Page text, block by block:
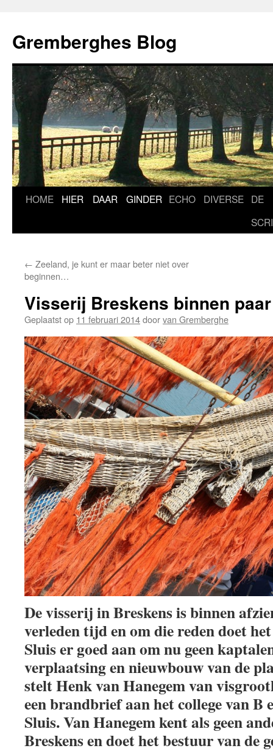
de
inhoud
Gremberghes Blog
HOME HIER DAAR GINDER ECHO DIVERSE DE
← Zeeland, je kunt er maar beter niet over
beginnen…
Visserij Breskens binnen
Geplaatst op 11 februari 2014doorvan Gremberghe
De visserij in Breskens is binnen
verleden tijd en om die reden doet
Sluis er goed aan om nu geen
verplaatsing en nieuwbouw van de
stelt Henk van Hanegem van
een brandbrief aan het college van B
Sluis. Van Hanegem kent als geen
Breskens en doet het bestuur van de